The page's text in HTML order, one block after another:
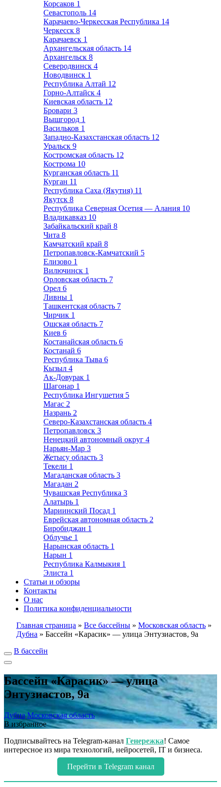
Корсаков 1
Севастополь 14
Карачаево-Черкесская Республика 14
Черкесск 8
Карачаевск 1
Архангельская область 14
Архангельск 8
Северодвинск 4
Новодвинск 1
Республика Алтай 12
Горно-Алтайск 4
Киевская область 12
Бровари 3
Вышгород 1
Васильков 1
Западно-Казахстанская область 12
Уральск 9
Костромская область 12
Кострома 10
Курганская область 11
Курган 11
Республика Саха (Якутия) 11
Якутск 8
Республика Северная Осетия — Алания 10
Владикавказ 10
Забайкальский край 8
Чита 8
Камчатский край 8
Петропавловск-Камчатский 5
Елизово 1
Вилючинск 1
Орловская область 7
Орел 6
Ливны 1
Ташкентская область 7
Чирчик 1
Ошская область 7
Киев 6
Костанайская область 6
Костанай 6
Республика Тыва 6
Кызыл 4
Ак-Довурак 1
Шагонар 1
Республика Ингушетия 5
Магас 2
Назрань 2
Северо-Казахстанская область 4
Петропавловск 3
Ненецкий автономный округ 4
Нарьян-Мар 3
Жетысу область 3
Текели 1
Магаданская область 3
Магадан 2
Чувашская Республика 3
Алатырь 1
Мариинский Посад 1
Еврейская автономная область 2
Биробиджан 1
Облучье 1
Нарынская область 1
Нарын 1
Республика Калмыкия 1
Элиста 1
Статьи и обзоры
Контакты
О нас
Политика конфиденциальности
Главная страница » Все бассейны » Московская область »
Дубна » Бассейн «Карасик» — улица Энтузиастов, 9а
В бассейн
Бассейн «Карасик» — улица
Энтузиастов, 9а
Дубна Московская область
В избранное
Подписывайтесь на Telegram-канал Генережка! Самое
интересное из мира технологий, нейросетей, IT и бизнеса.
Перейти в Telegram канал